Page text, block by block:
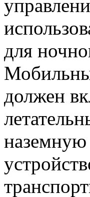
для
должен